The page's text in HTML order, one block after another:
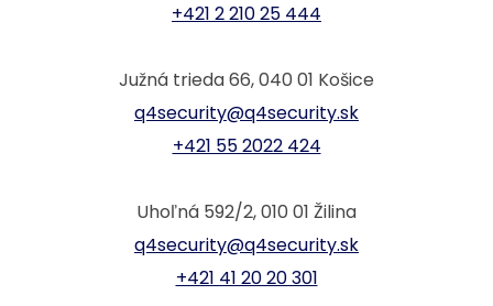
+421 2 210 25 444
Južná trieda 66, 040 01 Košice
q4security@q4security.sk
+421 55 2022 424
Uhoľná 592/2, 010 01 Žilina
q4security@q4security.sk
+421 41 20 20 301